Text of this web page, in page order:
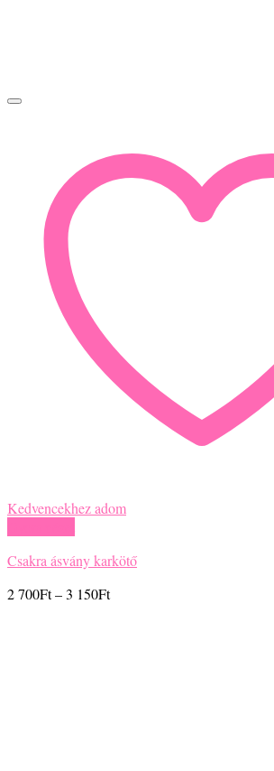
Kedvencekhez adom
Csakra ásvány karkötő
2 700Ft–3 150FtÁrtartomány: